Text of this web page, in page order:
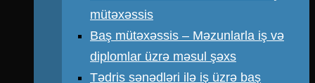
mütəxəssis
Baş mütəxəssis – Məzunlarla iş və
diplomlar üzrə məsul şəxs
Tədris sənədləri ilə iş üzrə baş